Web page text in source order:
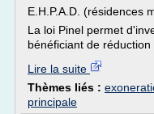
E.H.P.A.D. (résidences
La loi Pinel permet
bénéficiant de réduction
Lire la suite
Thèmes liés :
principale